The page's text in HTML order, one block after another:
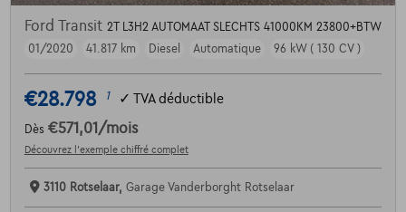
Ford Transit 2T L3H2 AUTOMAAT SLECHTS 41000KM 23800+BTW
01/2020
41.817 km Diesel Automatique 96 kW ( 130 CV )
€28.798 1 ✓ TVA déductible
Dès €571,01 /mois
Découvrez l’exemple chiffré complet
3110 Rotselaar, Garage Vanderborght Rotselaar